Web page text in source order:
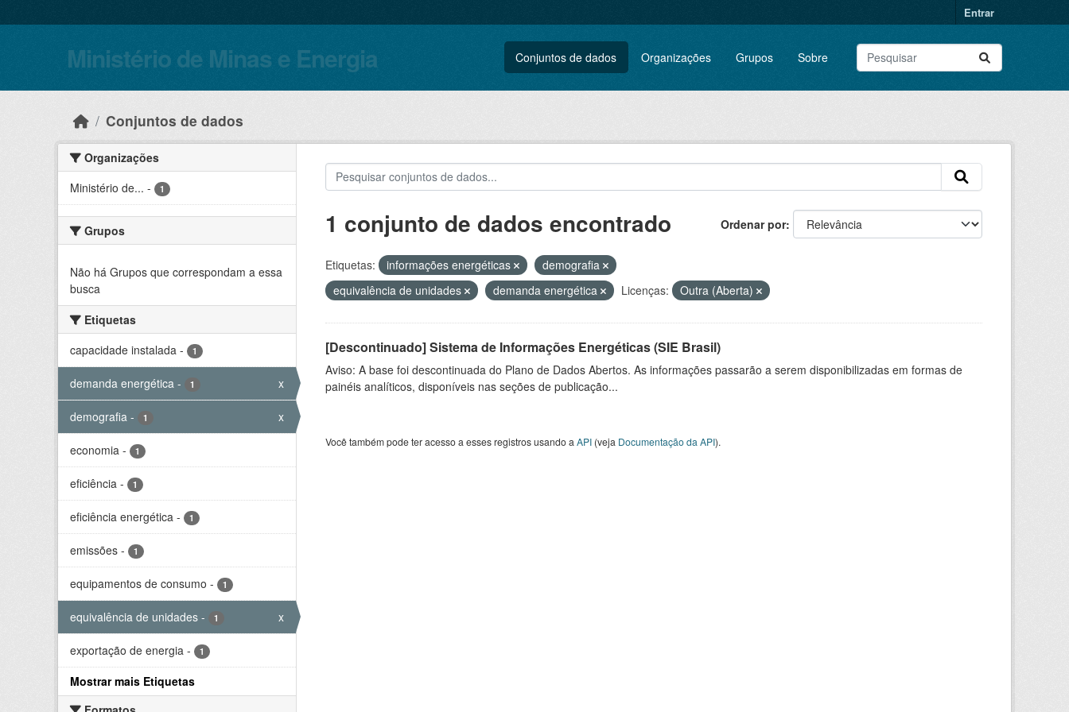
Entrar
Ministério de Minas e Energia Conjuntos de dados Organizações Grupos Sobre
Conjuntos de dados
Organizações
Ministério de... - 1
Grupos
Não há Grupos que correspondam a essa
busca
Etiquetas
capacidade instalada - 1
demanda energética - 1 x
demografia - 1 x
economia - 1
eficiência - 1
eficiência energética - 1
emissões - 1
equipamentos de consumo - 1
equivalência de unidades - 1 x
exportação de energia - 1
Mostrar mais Etiquetas
Ordenar por
1 conjunto de dados encontrado
Etiquetas: informações energéticas
demografia
equivalência de unidades
demanda energética Licenças: Outra (Aberta)
[Descontinuado] Sistema de Informações Energéticas (SIE Brasil)
Aviso: A base foi descontinuada do Plano de Dados Abertos. As informações passarão a serem disponibilizadas em formas de
painéis analíticos, disponíveis nas seções de publicação...
Você também pode ter acesso a esses registros usando a API(veja Documentação da API).